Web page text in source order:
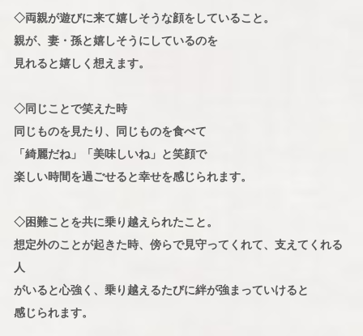
◇両親が遊びに来て嬉しそうな顔をしていること。
親が、妻・孫と嬉しそうにしているのを
見れると嬉しく想えます。
◇同じことで笑えた時
同じものを見たり、同じものを食べて
「綺麗だね」「美味しいね」と笑顔で
楽しい時間を過ごせると幸せを感じられます。
◇困難ことを共に乗り越えられたこと。
想定外のことが起きた時、傍らで見守ってくれて、支えてくれる
人
がいると心強く、乗り越えるたびに絆が強まっていけると
感じられます。